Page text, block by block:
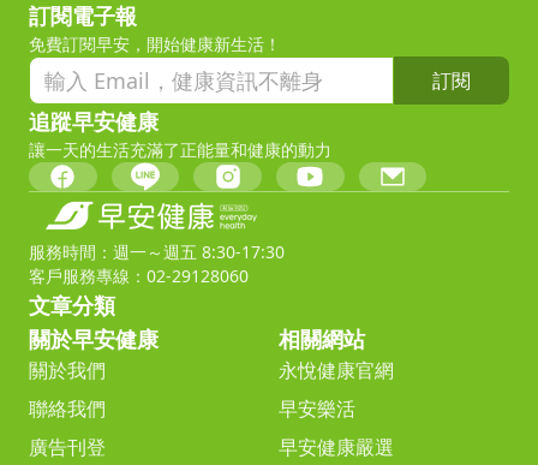
訂閱電子報
免費訂閱早安，開始健康新生活！
訂閱
追蹤早安健康
讓一天的生活充滿了正能量和健康的動力
服務時間：週一～週五 8:30-17:30
客戶服務專線：02-29128060
文章分類
關於早安健康
關於我們
聯絡我們
廣告刊登
相關網站
永悅健康官網
早安樂活
早安健康嚴選